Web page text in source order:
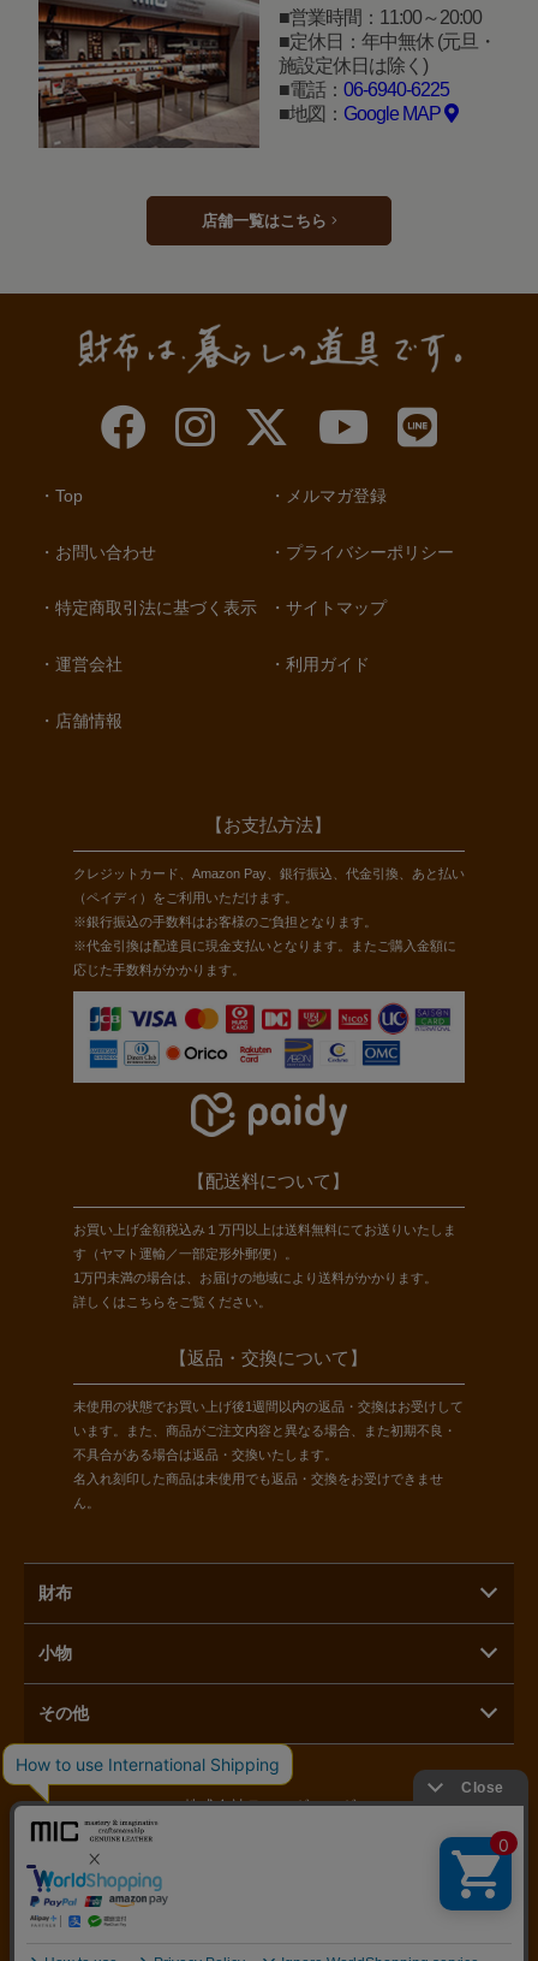
営業時間：11:00～20:00
定休日：年中無休 (元旦・
施設定休日は除く)
電話： 06-6940-6225
地図： Google MAP
店舗一覧はこちら
Top
お問い合わせ
特定商取引法に基づく表示
運営会社
店舗情報
メルマガ登録
プライバシーポリシー
サイトマップ
利用ガイド
【お支払方法】
クレジットカード、Amazon Pay、銀行振込、代金引換、あと払い
（ペイディ）をご利用いただけます。
※銀行振込の手数料はお客様のご負担となります。
※代金引換は配達員に現金支払いとなります。またご購入金額に
応じた手数料がかかります。
【配送料について】
お買い上げ金額税込み１万円以上は送料無料にてお送りいたしま
す（ヤマト運輸／一部定形外郵便）。
1万円未満の場合は、お届けの地域により送料がかかります。
詳しくは こちらをご覧ください。
【返品・交換について】
未使用の状態でお買い上げ後1週間以内の返品・交換はお受けして
います。また、商品がご注文内容と異なる場合、また初期不良・
不具合がある場合は返品・交換いたします。
名入れ刻印した商品は未使用でも返品・交換をお受けできませ
ん。
財布
小物
その他
株式会社ラモーダヨシダ
〒110-0015 東京都台東区東上野1-3-3
営業時間：11時～17時 定休日：毎月第二月曜日／土日祝日